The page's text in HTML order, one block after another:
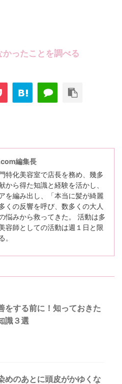
ったことを調べる
編集長
特化美容室で店長を務め、幾多
から得た知識と経験を活かし、
を編み出し、「本当に髪が綺麗
くの反響を呼び、数多くの大人
悩みから救ってきた。 活動は多
容師としての活動は週１日と限
。
をする前に！知っておきた
識３選
めのあとに頭皮がかゆくな